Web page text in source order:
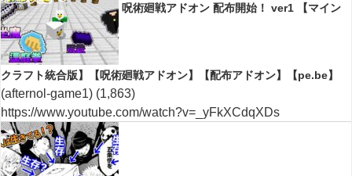
呪術廻戦アドオン 配布開始！ ver1 【マイン
クラフト統合版】【呪術廻戦アドオン】【配布アドオン】【pe.be】
(afternol-game1) (1,863)
https://www.youtube.com/watch?v=_yFkXCdqXDs